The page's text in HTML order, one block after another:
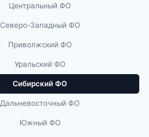
Центральный ФО
Северо-Западный ФО
Приволжский ФО
Уральский ФО
Сибирский ФО
Дальневосточный ФО
Южный ФО